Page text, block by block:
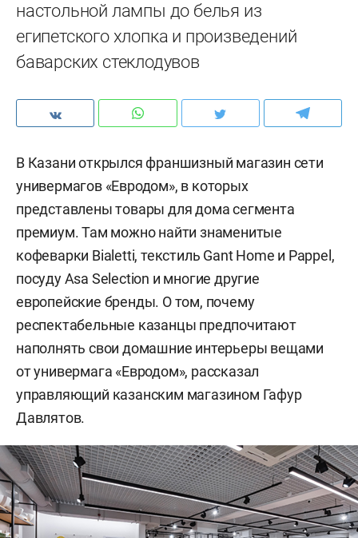
настольной лампы до белья из
египетского хлопка и произведений
баварских стеклодувов
В Казани открылся франшизный магазин сети
универмагов «Евродом», в которых
представлены товары для дома сегмента
премиум. Там можно найти знаменитые
кофеварки Bialetti, текстиль Gant Home и Pappel,
посуду Asa Selection и многие другие
европейские бренды. О том, почему
респектабельные казанцы предпочитают
наполнять свои домашние интерьеры вещами
от универмага «Евродом», рассказал
управляющий казанским магазином Гафур
Давлятов.